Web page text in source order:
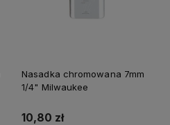
Nasadka chromowana 7mm
1/4" Milwaukee
10,80 zł